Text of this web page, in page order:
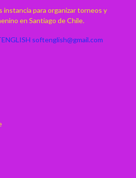
instancia para organizar torneos y
en Santiago de Chile.
softenglish@gmail.com